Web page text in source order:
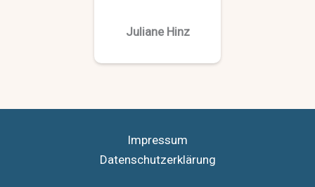
Juliane Hinz
Impressum
Datenschutzerklärung